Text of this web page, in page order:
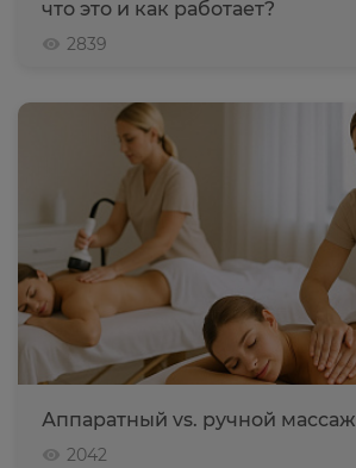
что это и как работает?
2839
Аппаратный vs. ручной массаж
2042